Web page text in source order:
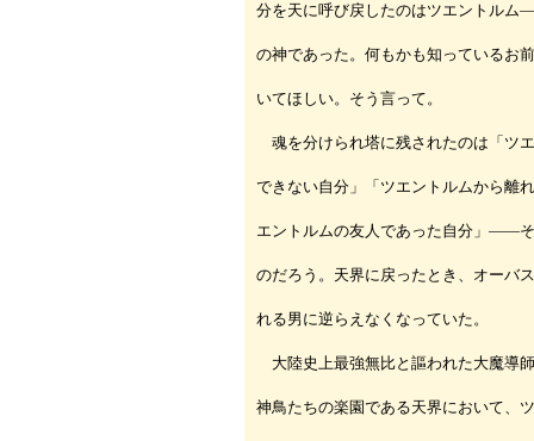
分を天に呼び戻したのはツエントル
の神であった。何もかも知っているお
いてほしい。そう言って。
魂を分けられ塔に残されたのは「ツ
できない自分」「ツエントルムから離
エントルムの友人であった自分」――
のだろう。天界に戻ったとき、オーバ
れる男に逆らえなくなっていた。
大陸史上最強無比と謳われた大魔導
神鳥たちの楽園である天界において、